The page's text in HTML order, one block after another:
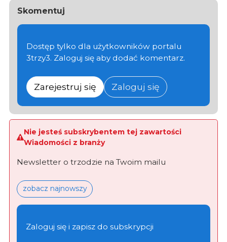
Skomentuj
Dostęp tylko dla użytkowników portalu
3trzy3. Zaloguj się aby dodać komentarz.
Zarejestruj się Zaloguj się
Nie jesteś subskrybentem tej zawartości
Wiadomości z branży
Newsletter o trzodzie na Twoim mailu
zobacz najnowszy
Zaloguj się i zapisz do subskrypcji